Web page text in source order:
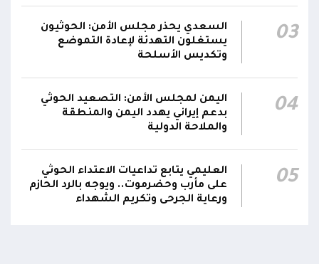
03
السعدي يحذر مجلس الأمن: الحوثيون
يستغلون التهدئة لإعادة التموضع
وتكديس الأسلحة
04
اليمن لمجلس الأمن: التصعيد الحوثي
بدعم إيراني يهدد اليمن والمنطقة
والملاحة الدولية
05
العليمي يتابع تداعيات الاعتداء الحوثي
على مأرب وحضرموت.. ويوجه بالرد الحازم
ورعاية الجرحى وتكريم الشهداء